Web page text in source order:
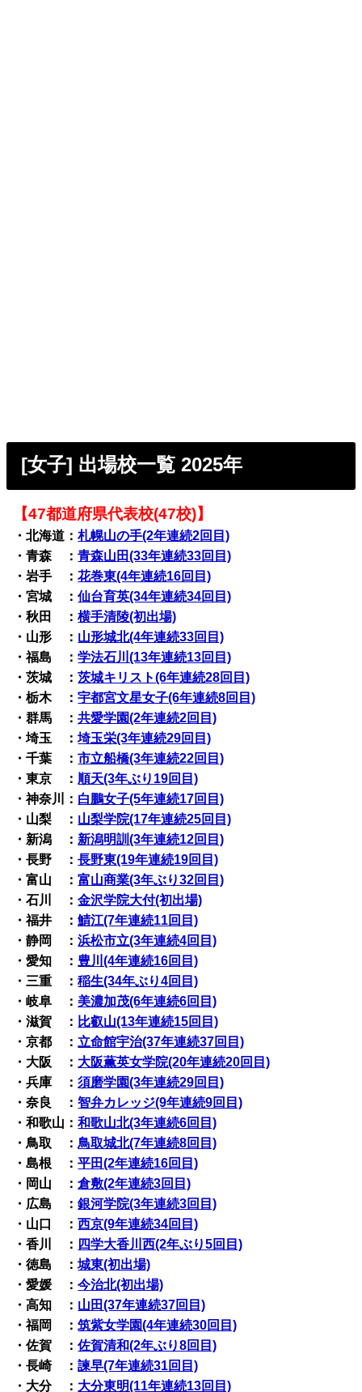
[女子] 出場校一覧 2025年
【47都道府県代表校(47校)】
・北海道：札幌山の手(2年連続2回目)
・青森 ：青森山田(33年連続33回目)
・岩手 ：花巻東(4年連続16回目)
・宮城 ：仙台育英(34年連続34回目)
・秋田 ：横手清陵(初出場)
・山形 ： 山形城北(4年連続33回目)
・福島 ：学法石川(13年連続13回目)
・茨城 ：茨城キリスト(6年連続28回目)
・栃木 ：宇都宮文星女子(6年連続8回目)
・群馬 ：共愛学園(2年連続2回目)
・埼玉 ：埼玉栄(3年連続29回目)
・千葉 ：市立船橋(3年連続22回目)
・東京 ： 順天(3年ぶり19回目)
・神奈川： 白鵬女子(5年連続17回目)
・山梨 ： 山梨学院(17年連続25回目)
・新潟 ： 新潟明訓(3年連続12回目)
・長野 ：長野東(19年連続19回目)
・富山 ：富山商業(3年ぶり32回目)
・石川 ：金沢学院大付(初出場)
・福井 ：鯖江(7年連続11回目)
・静岡 ：浜松市立(3年連続4回目)
・愛知 ： 豊川(4年連続16回目)
・三重 ：稲生(34年ぶり4回目)
・岐阜 ： 美濃加茂(6年連続6回目)
・滋賀 ： 比叡山(13年連続15回目)
・京都 ： 立命館宇治(37年連続37回目)
・大阪 ： 大阪薫英女学院(20年連続20回目)
・兵庫 ：須磨学園(3年連続29回目)
・奈良 ：智弁カレッジ(9年連続9回目)
・和歌山：和歌山北(3年連続6回目)
・鳥取 ：鳥取城北(7年連続8回目)
・島根 ：平田(2年連続16回目)
・岡山 ：倉敷(2年連続3回目)
・広島 ：銀河学院(3年連続3回目)
・山口 ：西京(9年連続34回目)
・香川 ： 四学大香川西(2年ぶり5回目)
・徳島 ：城東(初出場)
・愛媛 ：今治北(初出場)
・高知 ： 山田(37年連続37回目)
・福岡 ：筑紫女学園(4年連続30回目)
・佐賀 ：佐賀清和(2年ぶり8回目)
・長崎 ：諫早(7年連続31回目)
・大分 ： 大分東明(11年連続13回目)